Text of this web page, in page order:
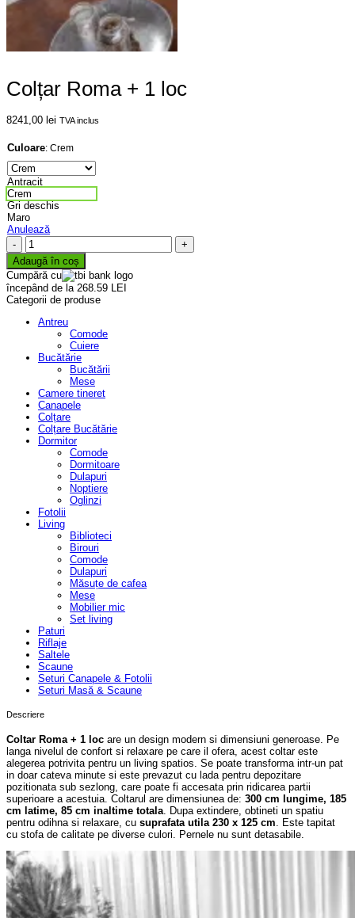
Colțar Roma + 1 loc
8241,00 lei TVA inclus
Culoare: Crem
Antracit
Crem
Gri deschis
Maro
Anulează
Cantitate
Colțar
Roma
+
1
loc
Adaugă în coș
Cumpără cu
începând de la 268.59 LEI
Categorii de produse
Antreu
Comode
Cuiere
Bucătărie
Bucătării
Mese
Camere tineret
Canapele
Colțare
Colțare Bucătărie
Dormitor
Comode
Dormitoare
Dulapuri
Noptiere
Oglinzi
Fotolii
Living
Biblioteci
Birouri
Comode
Dulapuri
Măsuțe de cafea
Mese
Mobilier mic
Set living
Paturi
Riflaje
Saltele
Scaune
Seturi Canapele & Fotolii
Seturi Masă & Scaune
Descriere
Coltar Roma + 1 loc are un design modern si dimensiuni generoase. Pe
langa nivelul de confort si relaxare pe care il ofera, acest coltar este
alegerea potrivita pentru un living spatios. Se poate transforma intr-un pat
in doar cateva minute si este prevazut cu lada pentru depozitare
pozitionata sub sezlong, care poate fi accesata prin ridicarea partii
superioare a acestuia. Coltarul are dimensiunea de: 300 cm lungime, 185
cm latime, 85 cm inaltime totala . Dupa extindere, obtineti un spatiu
pentru odihna si relaxare, cu suprafata utila 230 x 125 cm . Este tapitat
cu stofa de calitate pe diverse culori. Pernele nu sunt detasabile.